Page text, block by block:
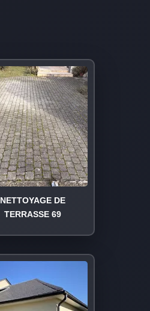
NETTOYAGE DE
TERRASSE 69